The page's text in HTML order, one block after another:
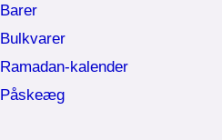
Barer
Bulkvarer
Ramadan-kalender
Påskeæg